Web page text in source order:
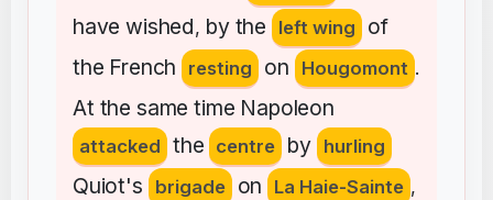
have wished, by the left wing
of
the French resting on Hougomont .
At the same time Napoleon
attacked the centre by hurling
Quiot's brigade on La Haie-Sainte ,